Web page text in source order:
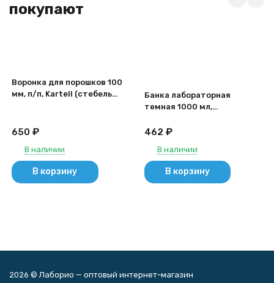
покупают
Воронка для порошков 100
мм, п/п, Kartell (стебель
650 ₽
В наличии
В корзину
Банка лабораторная
темная 1000 мл,
навинчивающаяся крышка,
462 ₽
В наличии
В корзину
2026 © Лаборио — оптовый интернет-магазин